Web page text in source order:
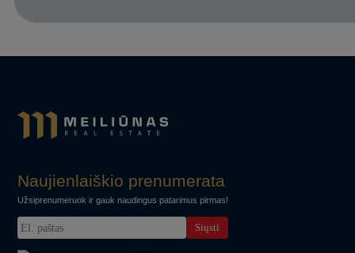
Naujienlaiškio prenumerata
Užsiprenumeruok ir gauk naudingus patarimus pirmas!
Siųsti